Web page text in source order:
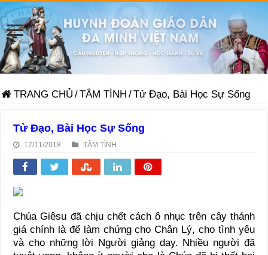
TRANG CHỦ /TÂM TÌNH /Tử Đạo, Bài Học Sự Sống
Tử Đạo, Bài Học Sự Sống
17/11/2018 TÂM TÌNH
Chúa Giêsu đã chịu chết cách ô nhục trên cây thánh
giá chính là để làm chứng cho Chân Lý, cho tình yêu
và cho những lời Người giảng dạy. Nhiều người đã